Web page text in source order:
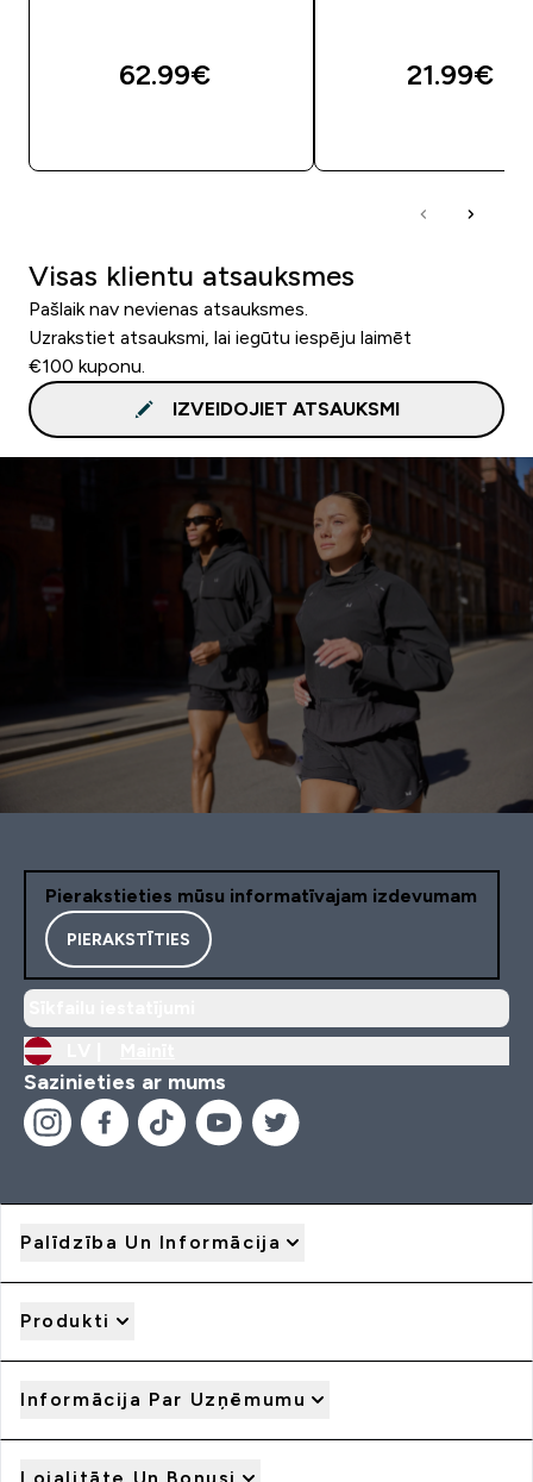
62.99€‎ 21.99€‎
Visas klientu atsauksmes
Pašlaik nav nevienas atsauksmes.
Uzrakstiet atsauksmi, lai iegūtu iespēju laimēt
€100 kuponu.
IZVEIDOJIET ATSAUKSMI
Pierakstieties mūsu informatīvajam izdevumam
PIERAKSTĪTIES
Sazinieties ar mums
Palīdzība Un Informācija
Produkti
Informācija Par Uzņēmumu
Lojalitāte Un Bonusi